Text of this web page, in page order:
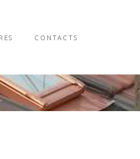
CONTACTS